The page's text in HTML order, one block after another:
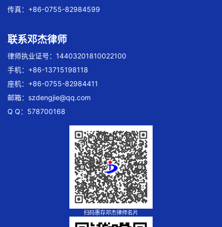
传真：+86-0755-82984599
联系邓杰律师
律师执业证号：14403201810022100
手机：+86-13715198118
座机：+86-0755-82984411
邮箱： szdengjie@qq.com
Q Q：578700168
扫码惠存邓杰律师名片